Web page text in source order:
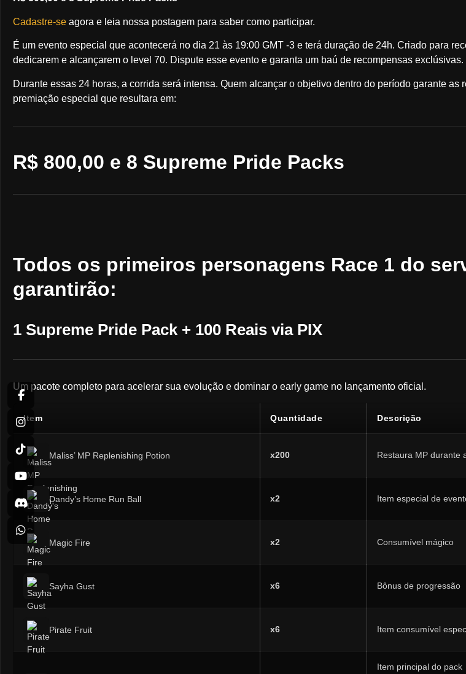
Cadastre-se agora e leia nossa postagem para saber como participar.
É um evento especial que acontecerá no dia 21 às 19:00 GMT -3 e terá duração de 24h. Criado para
dedicarem e alcançarem o level 70. Dispute esse evento e garanta um baú de recompensas exclúsivas.
Durante essas 24 horas, a corrida será intensa. Quem alcançar o objetivo dentro do período garante as
premiação especial que resultara em:
R$ 800,00 e 8 Supreme Pride Packs
Todos os primeiros personagens Race 1 do
garantirão:
1 Supreme Pride Pack + 100 Reais via PIX
Um pacote completo para acelerar sua evolução e dominar o early game no lançamento oficial.
Item Quantidade Descrição
Maliss’ MP Replenishing Potion x200 Restaura MP durante
Dandy’s Home Run Ball x2 Item especial de
Magic Fire x2 Consumível mágico
Sayha Gust x6 Bônus de progressão
Pirate Fruit x6 Item consumível
Item principal do pack